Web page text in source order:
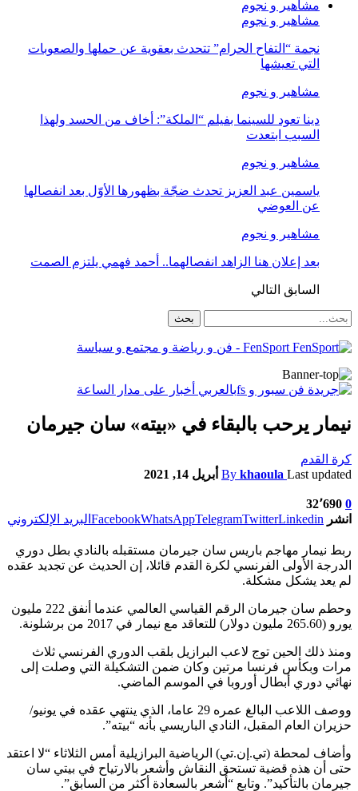
مشاهير و نجوم
مشاهير و نجوم
نجمة “التفاح الحرام” تتحدث بعقوية عن حملها والصعوبات
التي تعيشها
مشاهير و نجوم
دينا تعود للسينما بفيلم “الملكة”: أخاف من الحسد ولهذا
السبب ابتعدت
مشاهير و نجوم
ياسمين عبد العزيز تحدث ضجّة بظهورها الأوّل بعد انفصالها
عن العوضي
مشاهير و نجوم
بعد إعلان هنا الزاهد انفصالهما.. أحمد فهمي يلتزم الصمت
السابق التالي
FenSport - فن و رياضة و مجتمع و سياسة
نيمار يرحب بالبقاء في «بيته» سان جيرمان
كرة القدم
By khaoula Last updated أبريل 14, 2021
0 32٬690
انشر
FacebookWhatsAppTelegramTwitterLinkedin البريد الإلكتروني
ربط نيمار مهاجم باريس سان جيرمان مستقبله بالنادي بطل دوري
الدرجة الأولى الفرنسي لكرة القدم قائلا، إن الحديث عن تجديد عقده
لم يعد يشكل مشكلة.
وحطم سان جيرمان الرقم القياسي العالمي عندما أنفق 222 مليون
يورو (265.60 مليون دولار) للتعاقد مع نيمار في 2017 من برشلونة.
ومنذ ذلك الحين توج لاعب البرازيل بلقب الدوري الفرنسي ثلاث
مرات وبكأس فرنسا مرتين وكان ضمن التشكيلة التي وصلت إلى
نهائي دوري أبطال أوروبا في الموسم الماضي.
ووصف اللاعب البالغ عمره 29 عاما، الذي ينتهي عقده في يونيو/
حزيران العام المقبل، النادي الباريسي بأنه “بيته”.
وأضاف لمحطة (تي.إن.تي) الرياضية البرازيلية أمس الثلاثاء “لا اعتقد
حتى أن هذه قضية تستحق النقاش وأشعر بالارتياح في بيتي سان
جيرمان بالتأكيد”. وتابع “أشعر بالسعادة أكثر من السابق”.